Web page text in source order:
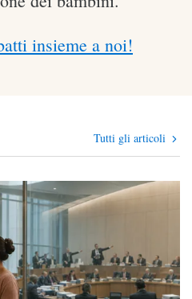
insieme a noi!
Tutti gli articoli